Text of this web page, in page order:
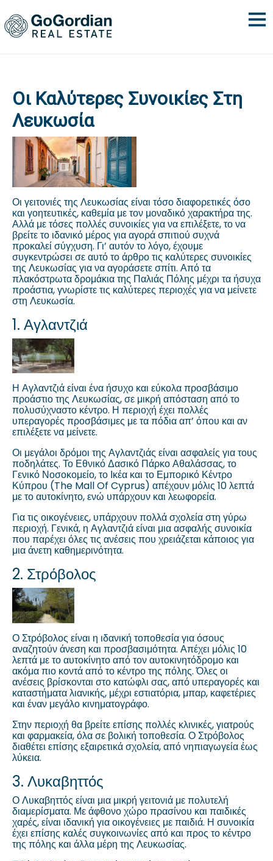
Οι Καλύτερες Συνοικίες Στη
Λευκωσία
Οι γειτονιές της Λευκωσίας είναι τόσο διαφορετικές όσο
και γοητευτικές, καθεμία με τον μοναδικό χαρακτήρα της.
Αλλά με τόσες πολλές συνοικίες για να επιλέξετε, το να
βρείτε το ιδανικό μέρος για αγορά σπιτιού συχνά
προκαλεί σύγχυση. Γι’ αυτόν το λόγο, έχουμε
συγκεντρώσει σε αυτό το άρθρο τις καλύτερες συνοικίες
της Λευκωσίας για να αγοράσετε σπίτι. Από τα
πλακόστρωτα δρομάκια της Παλιάς Πόλης μέχρι τα ήσυχα
προάστια, γνωρίστε τις καλύτερες περιοχές για να μείνετε
στη Λευκωσία.
1. Αγλαντζιά
Η Αγλαντζιά είναι ένα ήσυχο και εύκολα προσβάσιμο
προάστιο της Λευκωσίας, σε μικρή απόσταση από το
πολυσύχναστο κέντρο. Η περιοχή έχει πολλές
υπεραγορές προσβάσιμες με τα πόδια απ’ όπου και αν
επιλέξετε να μείνετε.
Οι μεγάλοι δρόμοι της Αγλαντζιάς είναι ασφαλείς για τους
ποδηλάτες. Το Εθνικό Δασικό Πάρκο Αθαλάσσας, το
Γενικό Νοσοκομείο, το Ικέα και το Εμπορικό Κέντρο
Κύπρου (The Mall Of Cyprus) απέχουν μόλις 10 λεπτά
με το αυτοκίνητο, ενώ υπάρχουν και λεωφορεία.
Για τις οικογένειες, υπάρχουν πολλά σχολεία στη γύρω
περιοχή. Γενικά, η Αγλαντζιά είναι μια ασφαλής συνοικία
που παρέχει όλες τις ανέσεις που χρειάζεται κάποιος για
μια άνετη καθημερινότητα.
2. Στρόβολος
Ο Στρόβολος είναι η ιδανική τοποθεσία για όσους
αναζητούν άνεση και προσβασιμότητα. Απέχει μόλις 10
λεπτά με το αυτοκίνητο από τον αυτοκινητόδρομο και
ακόμα πιο κοντά από το κέντρο της πόλης. Όλες οι
ανέσεις βρίσκονται στο κατώφλι σας, από υπεραγορές και
καταστήματα λιανικής, μέχρι εστιατόρια, μπαρ, καφετέριες
και έναν μεγάλο κινηματογράφο.
Στην περιοχή θα βρείτε επίσης πολλές κλινικές, γιατρούς
και φαρμακεία, όλα σε βολική τοποθεσία. Ο Στρόβολος
διαθέτει επίσης εξαιρετικά σχολεία, από νηπιαγωγεία έως
λύκεια.
3. Λυκαβηττός
Ο Λυκαβηττός είναι μια μικρή γειτονιά με πολυτελή
διαμερίσματα. Με άφθονο χώρο πρασίνου και παιδικές
χαρές, είναι ιδανική για οικογένειες με παιδιά. Η συνοικία
έχει επίσης καλές συγκοινωνίες από και προς το κέντρο
της πόλης και άλλα μέρη της Λευκωσίας.